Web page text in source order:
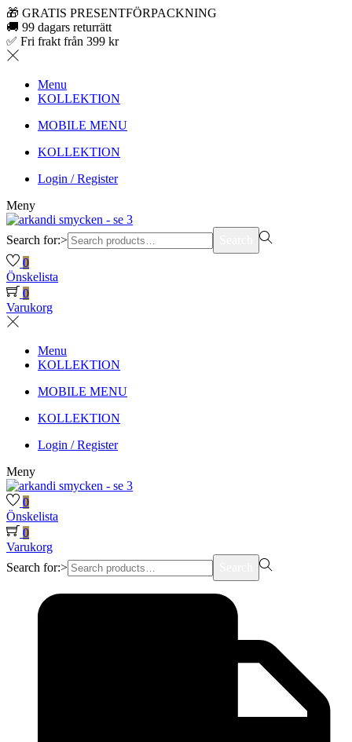
🎁 GRATIS PRESENTFÖRPACKNING
🚚 99 dagars returrätt
✅ Fri frakt från 399 kr
Menu
KOLLEKTION
MOBILE MENU
KOLLEKTION
Login / Register
Meny
Search for:>
0
Önskelista
0
Varukorg
Menu
KOLLEKTION
MOBILE MENU
KOLLEKTION
Login / Register
Meny
0
Önskelista
0
Varukorg
Search for:>